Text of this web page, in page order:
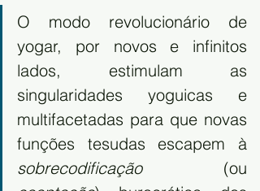
O modo revolucionário de
yogar, por novos e infinitos
lados, estimulam as
singularidades yoguicas e
multifacetadas para que novas
sobrecodificação